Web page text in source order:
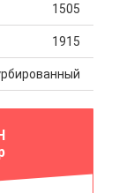
1505
1915